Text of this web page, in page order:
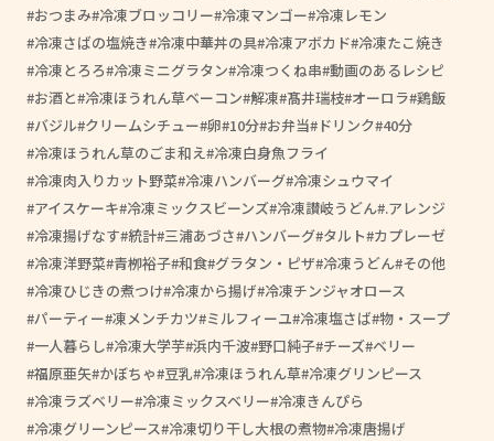
おつまみ 冷凍ブロッコリー 冷凍マンゴー 冷凍レモン
冷凍さばの塩焼き 冷凍中華丼の具 冷凍アボカド 冷凍たこ焼き
冷凍とろろ 冷凍ミニグラタン 冷凍つくね串 動画のあるレシピ
お酒と 冷凍ほうれん草ベーコン 解凍 髙井瑞枝 オーロラ 鶏飯
バジル クリームシチュー 卵 10分 お弁当 ドリンク 40分
冷凍ほうれん草のごま和え 冷凍白身魚フライ
冷凍肉入りカット野菜 冷凍ハンバーグ 冷凍シュウマイ
アイスケーキ 冷凍ミックスビーンズ 冷凍讃岐うどん .アレンジ
冷凍揚げなす 統計 三浦あづさ ハンバーグ タルト カプレーゼ
冷凍洋野菜 青栁裕子 和食 グラタン・ピザ 冷凍うどん その他
冷凍ひじきの煮つけ 冷凍から揚げ 冷凍チンジャオロース
パーティー 凍メンチカツ ミルフィーユ 冷凍塩さば 物・スープ
一人暮らし 冷凍大学芋 浜内千波 野口純子 チーズ ベリー
福原亜矢 かぼちゃ 豆乳 冷凍ほうれん草 冷凍グリンピース
冷凍ラズベリー 冷凍ミックスベリー 冷凍きんぴら
冷凍グリーンピース 冷凍切り干し大根の煮物 冷凍唐揚げ